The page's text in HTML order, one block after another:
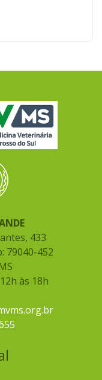
433
79040-452
às 18h